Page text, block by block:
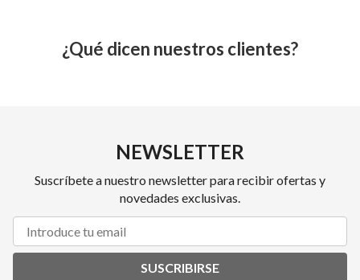
¿Qué dicen nuestros clientes?
NEWSLETTER
Suscríbete a nuestro newsletter para recibir ofertas y
novedades exclusivas.
SUSCRIBIRSE